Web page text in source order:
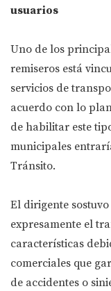
usuarios
Uno de los
remiseros está
servicios de
acuerdo con lo
de habilitar este
municipales
Tránsito.
El dirigente
expresamente el
características
comerciales que
de accidentes o